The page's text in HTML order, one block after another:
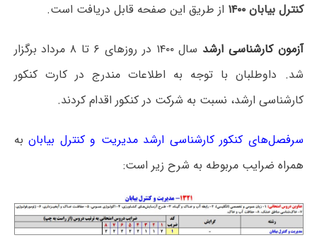
کنترل بیابان ۱۴۰۰
از طریق این صفحه قابل دریافت است.
آزمون کارشناسی ارشد
سال ۱۴۰۰ در روزهای ۶ تا ۸ مرداد برگزار
شد. داوطلبان با توجه به اطلاعات مندرج در کارت کنکور
کارشناسی ارشد، نسبت به شرکت در کنکور اقدام کردند.
سرفصل‌های کنکور کارشناسی ارشد مدیریت و کنترل بیابان به
همراه ضرایب مربوطه به شرح زیر است: